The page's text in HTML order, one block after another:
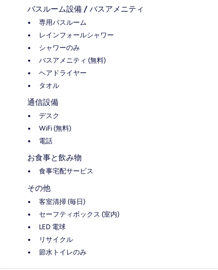
バスルーム設備 / バスアメニティ
専用バスルーム
レインフォールシャワー
シャワーのみ
バスアメニティ (無料)
ヘアドライヤー
タオル
通信設備
デスク
WiFi (無料)
電話
お食事と飲み物
食事宅配サービス
その他
客室清掃 (毎日)
セーフティボックス (室内)
LED 電球
リサイクル
節水トイレのみ